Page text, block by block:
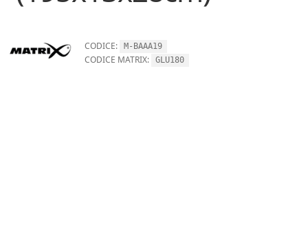
CODICE: M-BAAA19
CODICE MATRIX: GLU180